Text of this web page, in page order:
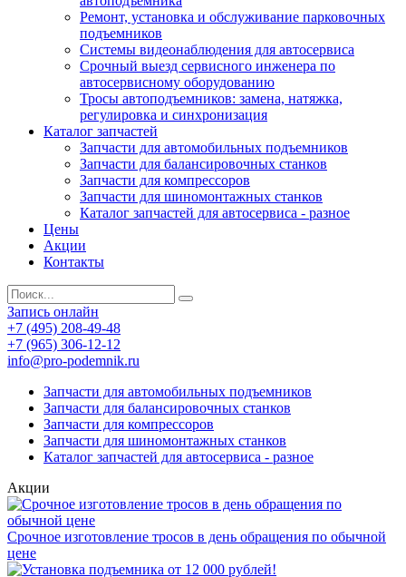
Ремонт, установка и обслуживание парковочных
подъемников
Системы видеонаблюдения для автосервиса
Срочный выезд сервисного инженера по
автосервисному оборудованию
Тросы автоподъемников: замена, натяжка,
регулировка и синхронизация
Каталог запчастей
Запчасти для автомобильных подъемников
Запчасти для балансировочных станков
Запчасти для компрессоров
Запчасти для шиномонтажных станков
Каталог запчастей для автосервиса - разное
Цены
Акции
Контакты
Запись онлайн
+7 (495) 208-49-48
+7 (965) 306-12-12
info@pro-podemnik.ru
Запчасти для автомобильных подъемников
Запчасти для балансировочных станков
Запчасти для компрессоров
Запчасти для шиномонтажных станков
Каталог запчастей для автосервиса - разное
Акции
Срочное изготовление тросов в день обращения по обычной
цене